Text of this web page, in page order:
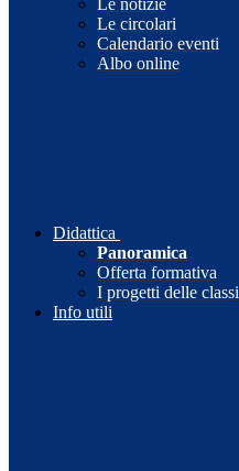
Le notizie
Le circolari
Calendario eventi
Albo online
Didattica
Panoramica
Offerta formativa
I progetti delle classi
Info utili